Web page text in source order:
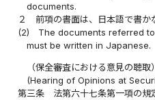
documents.
２
前項の書面は、日本語で書か
(2)
The documents referred
must be written in Japanese.
（保全審査における意見の聴取）
(Hearing of Opinions at
第三条
法第六十七条第一項の規